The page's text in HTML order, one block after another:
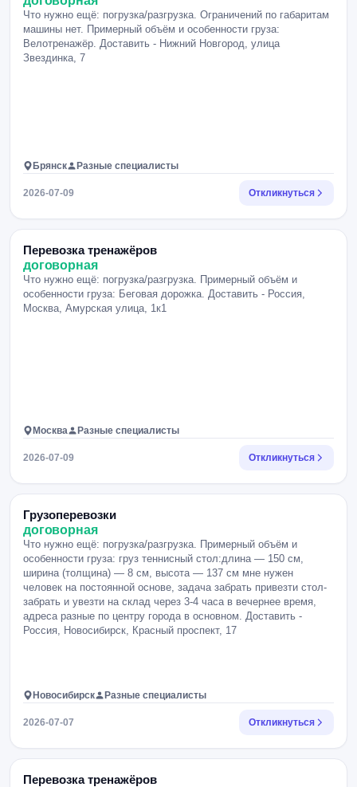
Что нужно ещё: погрузка/разгрузка. Ограничений по габаритам
машины нет. Примерный объём и особенности груза:
Велотренажёр. Доставить - Нижний Новгород, улица
Звездинка, 7
Брянск Разные специалисты
2026-07-09 Откликнуться
Перевозка тренажёров
договорная
Что нужно ещё: погрузка/разгрузка. Примерный объём и
особенности груза: Беговая дорожка. Доставить - Россия,
Москва, Амурская улица, 1к1
Москва Разные специалисты
2026-07-09 Откликнуться
Грузоперевозки
договорная
Что нужно ещё: погрузка/разгрузка. Примерный объём и
особенности груза: груз теннисный стол:длина — 150 см,
ширина (толщина) — 8 см, высота — 137 см мне нужен
человек на постоянной основе, задача забрать привезти стол-
забрать и увезти на склад через 3-4 часа в вечернее время,
адреса разные по центру города в основном. Доставить -
Россия, Новосибирск, Красный проспект, 17
Новосибирск Разные специалисты
2026-07-07 Откликнуться
Перевозка тренажёров